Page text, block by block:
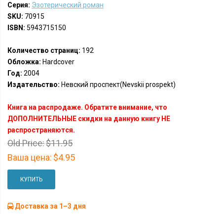
Серия: Эзотерический роман
SKU: 70915
ISBN: 5943715150
Количество страниц: 192
Обложка: Hardcover
Год: 2004
Издательство: Невский проспект(Nevskii prospekt)
Книга на распродаже. Обратите внимание, что
ДОПОЛНИТЕЛЬНЫЕ скидки на данную книгу НЕ
распространяются.
Old Price:$11.95
Ваша цена: $4.95
КУПИТЬ
Доставка за 1–3 дня